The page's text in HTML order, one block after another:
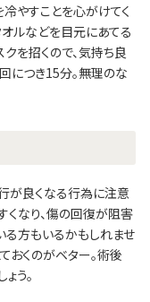
やすことを心がけてく
ルなどを目元にあてる
を招くので、気持ち良
につき15分。無理のな
が良くなる行為に注意
くなり、傷の回復が阻害
る方もいるかもしれませ
おくのがベター。術後
う。